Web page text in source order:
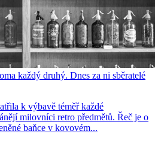
každý druhý. Dnes za ni sběratelé
k výbavě téměř každé
milovníci retro předmětů. Řeč je o
baňce v kovovém...